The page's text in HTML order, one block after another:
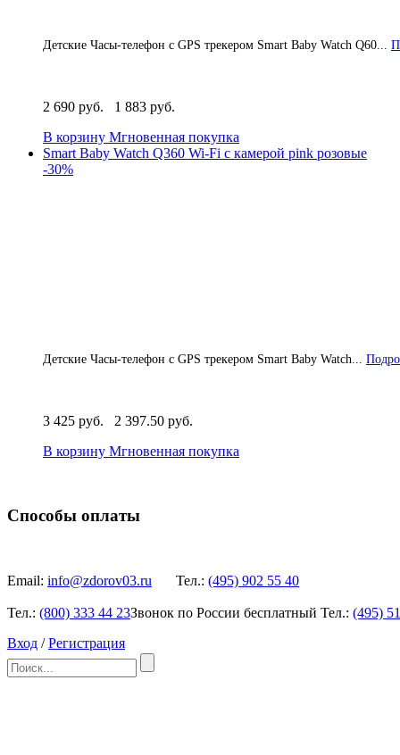
Детские Часы-телефон с GPS трекером Smart Baby Watch Q60...
2 690 руб.
1 883 руб.
В корзину Мгновенная покупка
Smart Baby Watch Q360 Wi-Fi с камерой pink розовые
-30%
Детские Часы-телефон с GPS трекером Smart Baby Watch...
3 425 руб.
2 397.50 руб.
В корзину Мгновенная покупка
Способы оплаты
Email: info@zdorov03.ru Тел.: (495) 902 55 40
Тел.: (800) 333 44 23Звонок по России бесплатный Тел.: (495)
Вход /Регистрация